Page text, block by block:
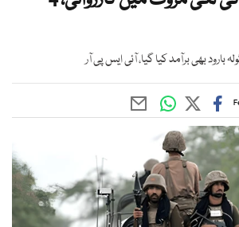
بارود بھی برآمد کیا گیا، آئی ایس پی آر